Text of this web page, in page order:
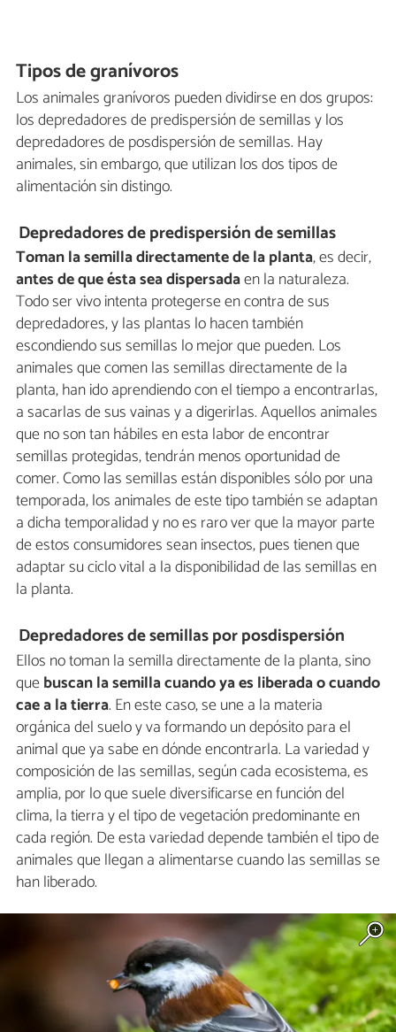
Tipos de granívoros
Los animales granívoros pueden dividirse en dos grupos:
los depredadores de predispersión de semillas y los
depredadores de posdispersión de semillas. Hay
animales, sin embargo, que utilizan los dos tipos de
alimentación sin distingo.
Depredadores de predispersión de semillas
Toman la semilla directamente de la planta, es decir,
antes de que ésta sea dispersadaen la naturaleza.
Todo ser vivo intenta protegerse en contra de sus
depredadores, y las plantas lo hacen también
escondiendo sus semillas lo mejor que pueden. Los
animales que comen las semillas directamente de la
planta, han ido aprendiendo con el tiempo a encontrarlas,
a sacarlas de sus vainas y a digerirlas. Aquellos animales
que no son tan hábiles en esta labor de encontrar
semillas protegidas, tendrán menos oportunidad de
comer. Como las semillas están disponibles sólo por una
temporada, los animales de este tipo también se adaptan
a dicha temporalidad y no es raro ver que la mayor parte
de estos consumidores sean insectos, pues tienen que
adaptar su ciclo vital a la disponibilidad de las semillas en
la planta.
Depredadores de semillas por posdispersión
Ellos no toman la semilla directamente de la planta, sino
quebuscan la semilla cuando ya es liberada o cuando
cae a la tierra. En este caso, se une a la materia
orgánica del suelo y va formando un depósito para el
animal que ya sabe en dónde encontrarla. La variedad y
composición de las semillas, según cada ecosistema, es
amplia, por lo que suele diversificarse en función del
clima, la tierra y el tipo de vegetación predominante en
cada región. De esta variedad depende también el tipo de
animales que llegan a alimentarse cuando las semillas se
han liberado.